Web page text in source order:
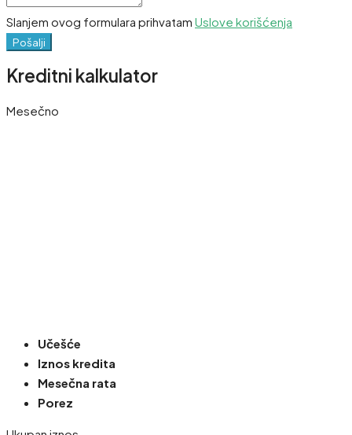
Slanjem ovog formulara prihvatam Uslove korišćenja
Pošalji
Kreditni kalkulator
Mesečno
Učešće
Iznos kredita
Mesečna rata
Porez